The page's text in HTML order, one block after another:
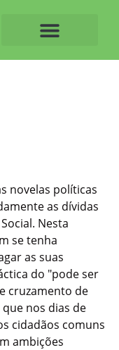
novelas políticas
as dívidas
Nesta
se tenha
as suas
do "pode ser
cruzamento de
nos dias de
cidadãos comuns
ambições